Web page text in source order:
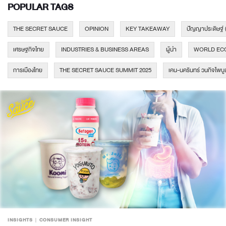
POPULAR TAGS
THE SECRET SAUCE OPINION KEY TAKEAWAY ปัญญาประดิษฐ์
เศรษฐกิจไทย INDUSTRIES & BUSINESS AREAS ผู้นำ WORLD
การเมืองไทย THE SECRET SAUCE SUMMIT 2025 เคน-นครินทร์ วนกิจไพ
INSIGHTS CONSUMER INSIGHT